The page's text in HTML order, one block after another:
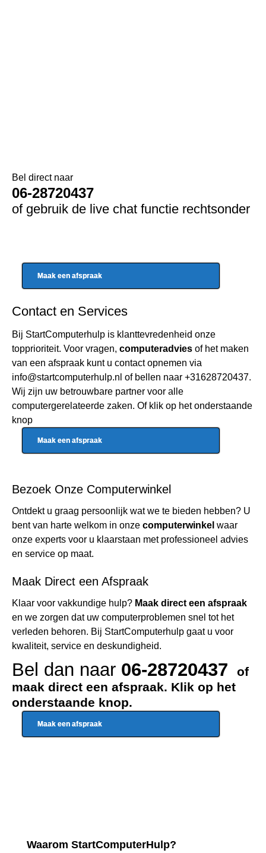
Bel direct naar
06-28720437
of gebruik de live chat functie rechtsonder
Maak een afspraak
Contact en Services
Bij StartComputerhulp is klanttevredenheid onze
topprioriteit. Voor vragen, computeradvies of het maken
van een afspraak kunt u contact opnemen via
info@startcomputerhulp.nl of bellen naar +31628720437.
Wij zijn uw betrouwbare partner voor alle
computergerelateerde zaken. Of klik op het onderstaande
knop
Maak een afspraak
Bezoek Onze Computerwinkel
Ontdekt u graag persoonlijk wat we te bieden hebben? U
bent van harte welkom in onze computerwinkel waar
onze experts voor u klaarstaan met professioneel advies
en service op maat.
Maak Direct een Afspraak
Klaar voor vakkundige hulp? Maak direct een afspraak
en we zorgen dat uw computerproblemen snel tot het
verleden behoren. Bij StartComputerhulp gaat u voor
kwaliteit, service en deskundigheid.
Bel dan naar 06-28720437
of
maak direct een afspraak. Klik op het
onderstaande knop.
Maak een afspraak
Waarom StartComputerHulp?